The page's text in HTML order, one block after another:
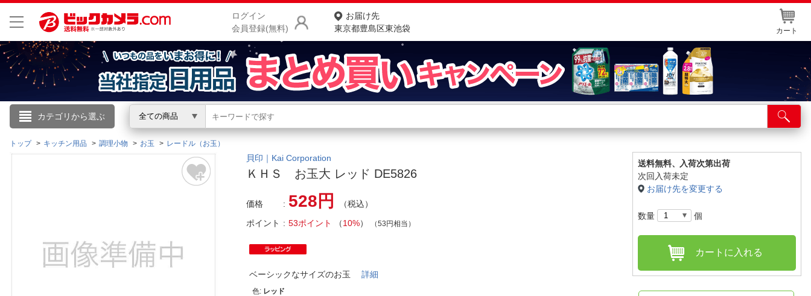
ログイン
会員登録(無料)
お届け先
東京都豊島区東池袋
カート
カテゴリから選ぶ 全ての商品
こんにちは
ログイン
閲覧履歴
商品をさがす
ランキングからさがす
カテゴリ一覧からさがす
お客様サポート
よくある質問・お問合せ
店舗サービス
ネット取り置き
トップ キッチン用品 調理小物 お玉 レードル（お玉）
貝印｜Kai Corporation
ＫＨＳ お玉大 レッド DE5826
価格 528円
（税込）
ポイント
53ポイント （10%） （53円相当）
ベーシックなサイズのお玉詳細
色: レッド
送料無料、
入荷次第出荷
次回入荷未定
お届け先を変更する
数量 個
カートに入れる